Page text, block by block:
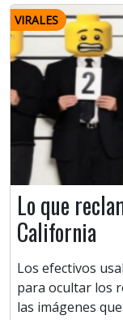
VIRALES
Lo que
California
Los efectivos
para ocultar los
las imágenes